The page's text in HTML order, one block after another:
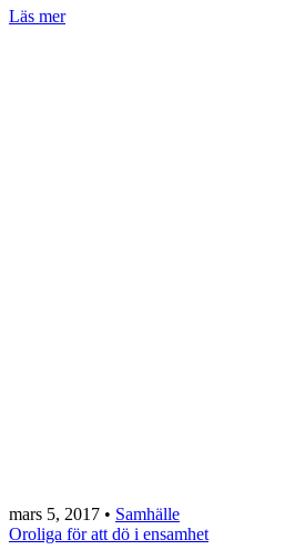
Läs mer
mars 5, 2017 • Samhälle
Oroliga för att dö i ensamhet